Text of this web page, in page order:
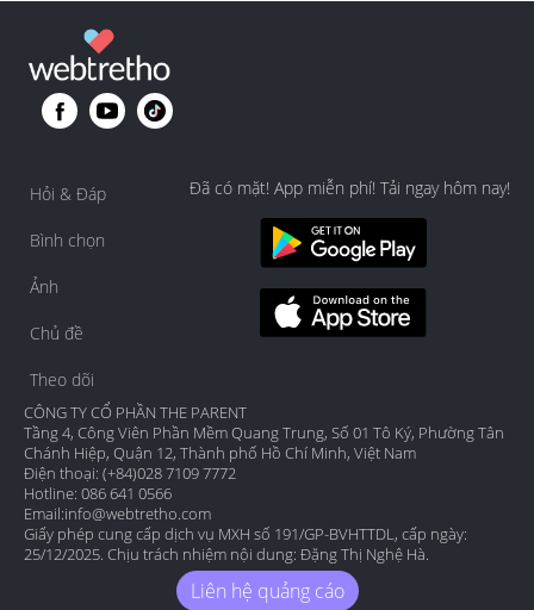
Hỏi & Đáp
Bình chọn
Ảnh
Chủ đề
Theo dõi
Đã có mặt! App miễn phí! Tải ngay hôm nay!
CÔNG TY CỔ PHẦN THE PARENT
Tầng 4, Công Viên Phần Mềm Quang Trung, Số 01 Tô Ký, Phường Tân
Chánh Hiệp, Quận 12, Thành phố Hồ Chí Minh, Việt Nam
Điện thoại: (+84)028 7109 7772
Hotline: 086 641 0566
Email:info@webtretho.com
Giấy phép cung cấp dịch vụ MXH số 191/GP-BVHTTDL, cấp ngày:
25/12/2025. Chịu trách nhiệm nội dung: Đặng Thị Nghệ Hà.
Liên hệ quảng cáo